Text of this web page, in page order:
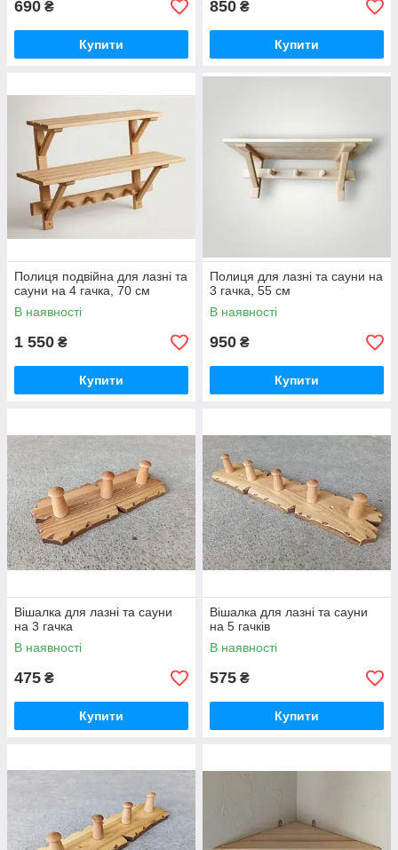
690 ₴
Купити
850 ₴
Купити
Полиця подвійна для лазні та
сауни на 4 гачка, 70 см
В наявності
1 550 ₴
Купити
Полиця для лазні та сауни на
3 гачка, 55 см
В наявності
950 ₴
Купити
Вішалка для лазні та сауни
на 3 гачка
В наявності
475 ₴
Купити
Вішалка для лазні та сауни
на 5 гачків
В наявності
575 ₴
Купити